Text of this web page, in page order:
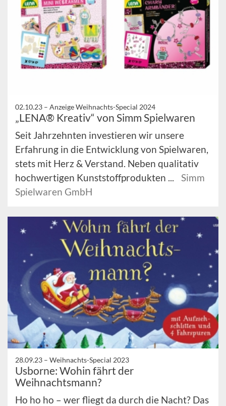
02.10.23 – Anzeige Weihnachts-Special 2024
„LENA® Kreativ“ von Simm Spielwaren
Seit Jahrzehnten investieren wir unsere
Erfahrung in die Entwicklung von Spielwaren,
stets mit Herz & Verstand. Neben qualitativ
hochwertigen Kunststoffprodukten ...
Simm
Spielwaren GmbH
28.09.23 – Weihnachts-Special 2023
Usborne: Wohin fährt der
Weihnachtsmann?
Ho ho ho – wer fliegt da durch die Nacht? Das